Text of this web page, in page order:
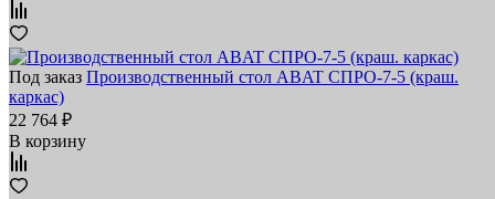
Под заказ Производственный стол ABAT СПРО-7-5 (краш.
каркас)
22 764 ₽
В корзину